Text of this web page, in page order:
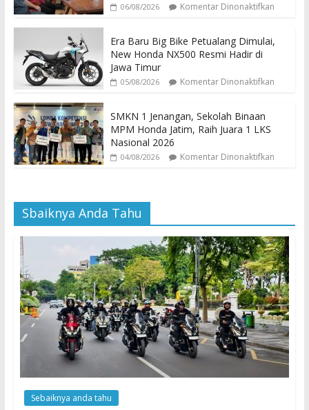
06/08/2026 Komentar Dinonaktifkan
Era Baru Big Bike Petualang Dimulai,
New Honda NX500 Resmi Hadir di
Jawa Timur
05/08/2026 Komentar Dinonaktifkan
SMKN 1 Jenangan, Sekolah Binaan
MPM Honda Jatim, Raih Juara 1 LKS
Nasional 2026
04/08/2026 Komentar Dinonaktifkan
Sbaiknya Anda Tahu
Sebaiknya anda tahu